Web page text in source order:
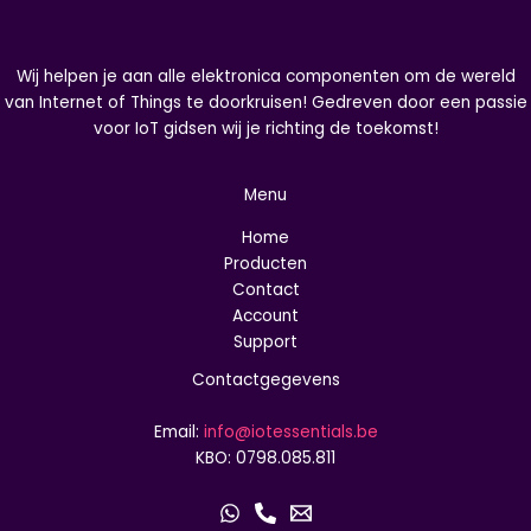
Wij helpen je aan alle elektronica componenten om de wereld
van Internet of Things te doorkruisen! Gedreven door een passie
voor IoT gidsen wij je richting de toekomst!
Menu
Home
Producten
Contact
Account
Support
Contactgegevens
Email: info@iotessentials.be
KBO: 0798.085.811